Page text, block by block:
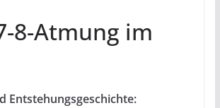
8-Atmung im
Entstehungsgeschichte: